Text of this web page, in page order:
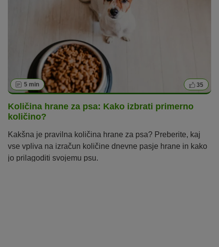
5 min 35
Količina hrane za psa: Kako izbrati primerno
količino?
Kakšna je pravilna količina hrane za psa? Preberite, kaj
vse vpliva na izračun količine dnevne pasje hrane in kako
jo prilagoditi svojemu psu.